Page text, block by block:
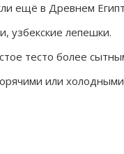
ещё в Древнем
узбекские лепешки.
тесто более
или